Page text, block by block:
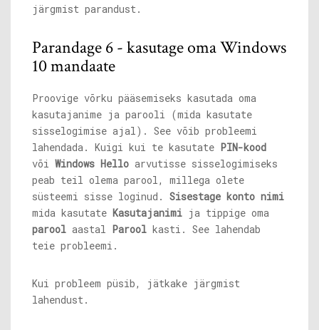
järgmist parandust.
Parandage 6 - kasutage oma Windows
10 mandaate
Proovige võrku pääsemiseks kasutada oma
kasutajanime ja parooli (mida kasutate
sisselogimise ajal). See võib probleemi
lahendada. Kuigi kui te kasutate PIN-kood
või Windows Hello arvutisse sisselogimiseks
peab teil olema parool, millega olete
süsteemi sisse loginud. Sisestage konto nimi
mida kasutate Kasutajanimi ja tippige oma
parool aastal Parool kasti. See lahendab
teie probleemi.
Kui probleem püsib, jätkake järgmist
lahendust.